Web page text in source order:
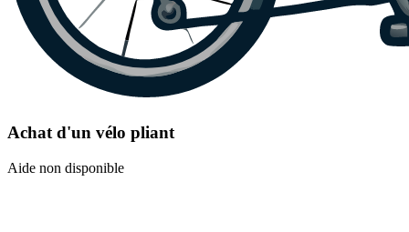
Achat d'un vélo pliant
Aide non disponible